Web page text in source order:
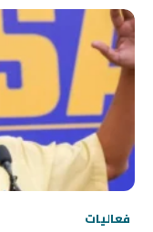
فعاليات